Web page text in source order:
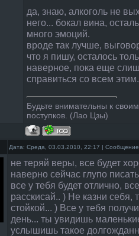
да, знаю, алкоголь не
него... бокал вина,
много эмоций.
вроде так лучше,
что я пишу, осталось
наверное, пока еще
справиться со всем этим.
Будьте внимательны к
поступков. (Лао Цзы)
Дата: Среда, 03.03.2010, 22:17 |
не теряй веры, все будет
наверно сейчас глупо
все у тебя будет отлично,
расскисай.. ) Не казни себя,
стойкой... ) Все у тебя
день... ты увидишь
услышишь такое